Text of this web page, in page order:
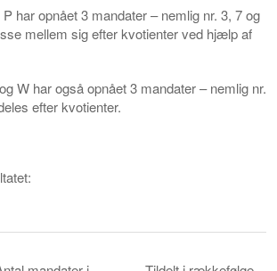
har opnået 3 mandater – nemlig nr. 3, 7 og
mellem sig efter kvotienter ved hjælp af
W har også opnået 3 mandater – nemlig nr.
efter kvotienter.